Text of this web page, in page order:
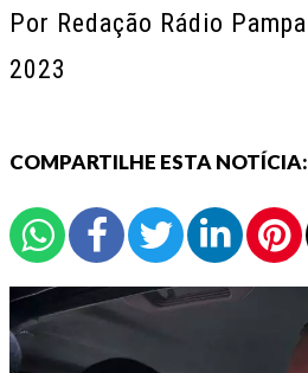
Por Redação Rádio Pampa
2023
COMPARTILHE ESTA NOTÍCIA: